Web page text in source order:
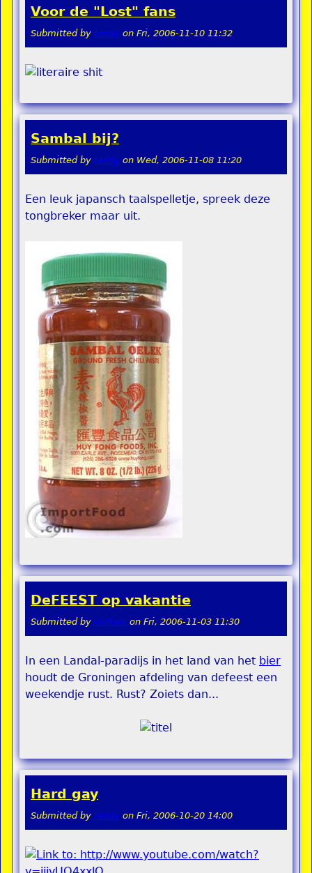
Voor de "Lost" fans
Submitted by teddy on Fri, 2006-11-10 11:32
Sambal bij?
Submitted by teddy on Wed, 2006-11-08 11:20
Een leuk japansch taalspelletje, spreek deze
tongbreker maar uit.
DeFEEST op vakantie
Submitted by ULIfanton Fri, 2006-11-03 11:30
In een Landal-paradijs in het land van het bier
houdt de Groningen afdeling van defeest een
weekendje rust. Rust? Zoiets dan...
Hard gay
Submitted by teddy on Fri, 2006-10-20 14:00